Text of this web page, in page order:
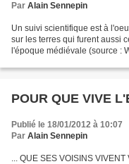
Par Alain Sennepin
Un suivi scientifique est à
sur les terres qui furent aussi
l'époque médiévale (source :
POUR QUE VIVE
Publié le 18/01/2012 à 10:07
Par Alain Sennepin
... QUE SES VOISINS